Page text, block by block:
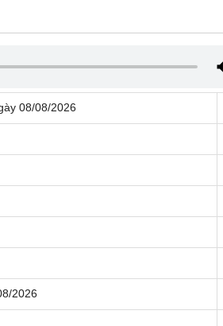
08/08/2026
2026